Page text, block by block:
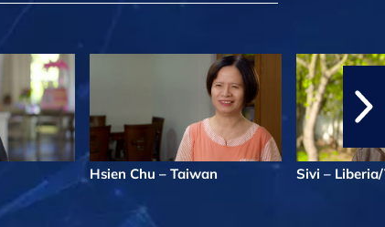
Hsien Chu – Taiwan Sivi –